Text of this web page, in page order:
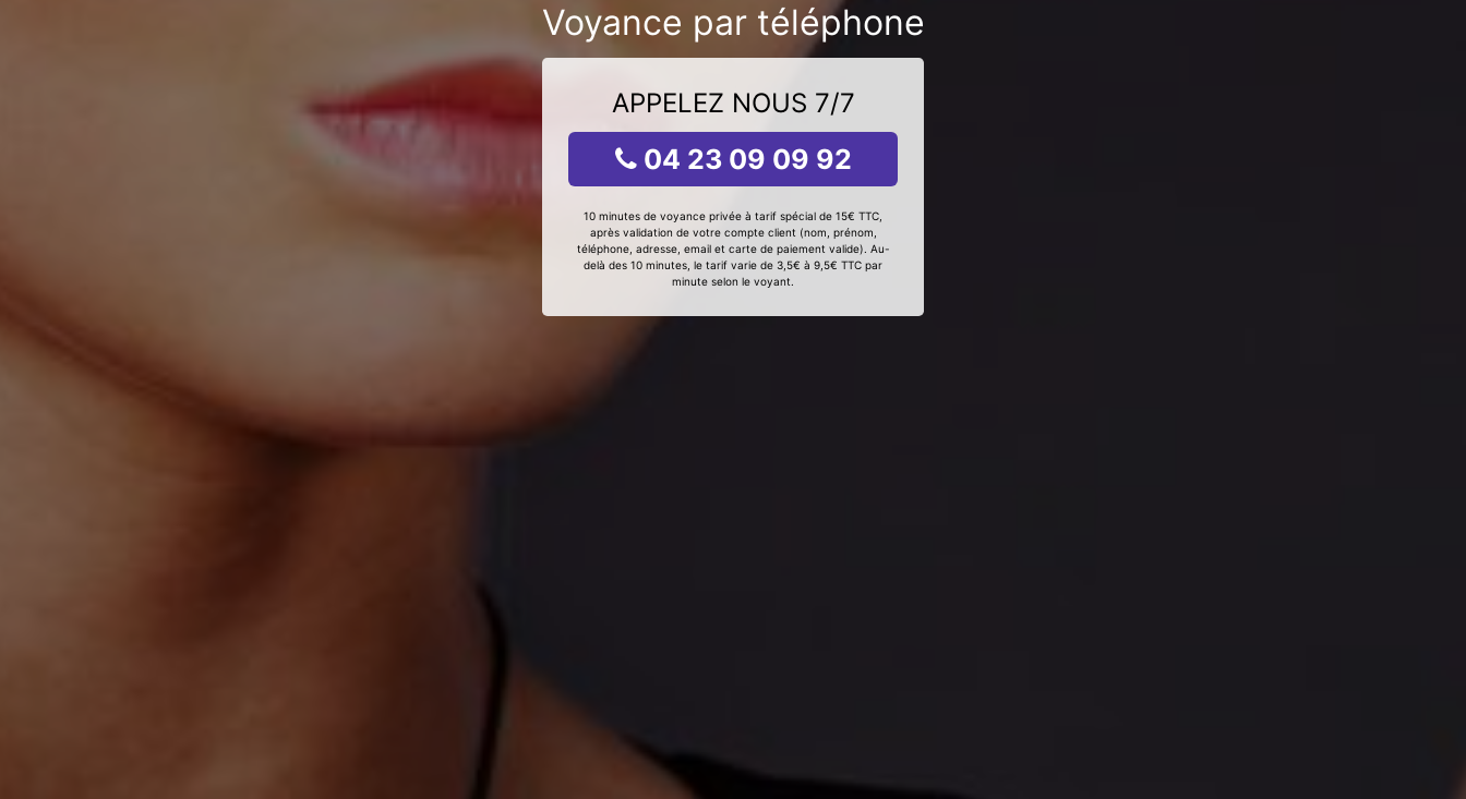
Voyance par téléphone
APPELEZ NOUS 7/7
04 23 09 09 92
10 minutes de voyance privée à tarif spécial de 15€ TTC,
après validation de votre compte client (nom, prénom,
téléphone, adresse, email et carte de paiement valide). Au-
delà des 10 minutes, le tarif varie de 3,5€ à 9,5€ TTC par
minute selon le voyant.